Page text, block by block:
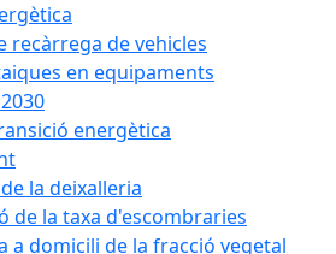
recàrrega de vehicles
en equipaments
energètica
la deixalleria
de la taxa d'escombraries
a domicili de la fracció vegetal